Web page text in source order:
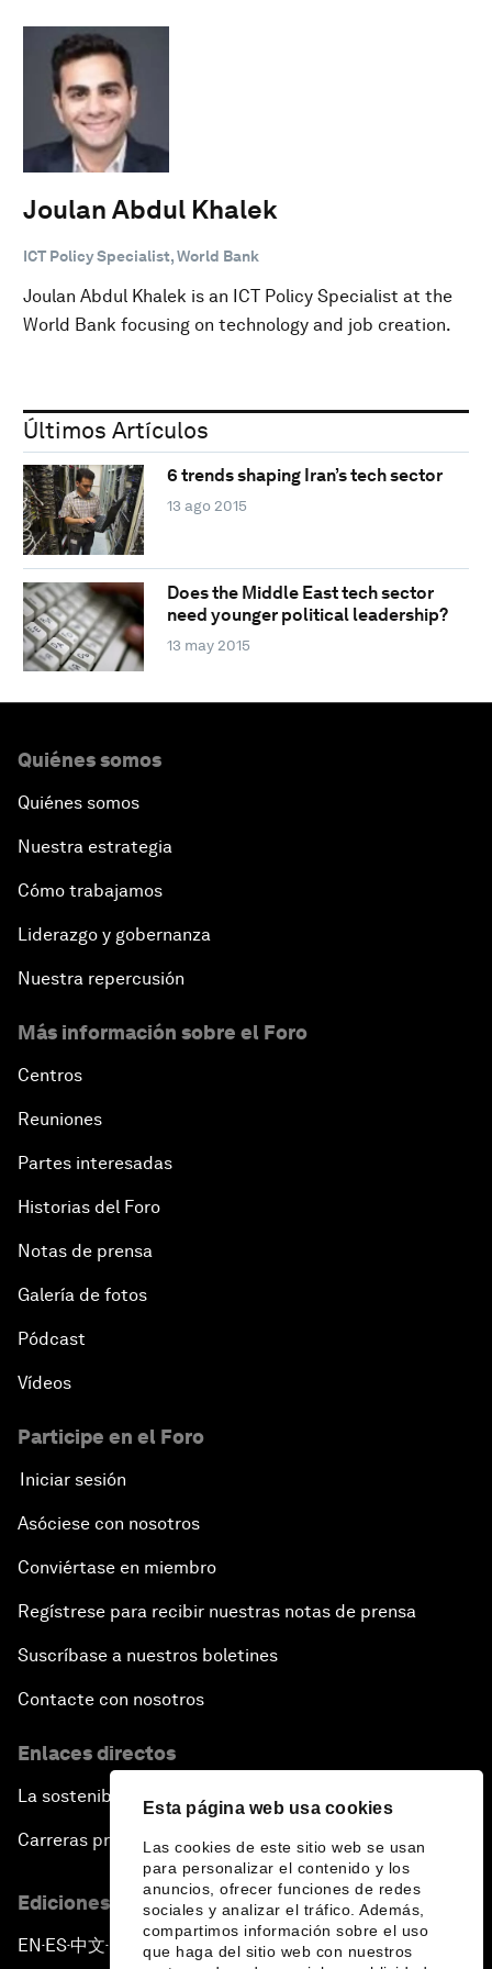
Esta página web usa cookies
Las cookies de este sitio web se usan
para personalizar el contenido y los
anuncios, ofrecer funciones de redes
sociales y analizar el tráfico. Además,
compartimos información sobre el uso
que haga del sitio web con nuestros
Joulan Abdul Khalek
ICT Policy Specialist, World Bank
Joulan Abdul Khalek is an ICT Policy Specialist at the
World Bank focusing on technology and job creation.
Últimos Artículos
6 trends shaping Iran’s tech sector
13 ago 2015
Does the Middle East tech sector
need younger political leadership?
13 may 2015
Quiénes somos
Quiénes somos
Nuestra estrategia
Cómo trabajamos
Liderazgo y gobernanza
Nuestra repercusión
Más información sobre el Foro
Centros
Reuniones
Partes interesadas
Historias del Foro
Notas de prensa
Galería de fotos
Pódcast
Vídeos
Participe en el Foro
Iniciar sesión
Asóciese con nosotros
Conviértase en miembro
Regístrese para recibir nuestras notas de prensa
Suscríbase a nuestros boletines
Contacte con nosotros
Enlaces directos
La sostenibilidad en el Foro
Carreras profesionales
Ediciones en otros idiomas
EN ▪ES▪中文▪ 日本語